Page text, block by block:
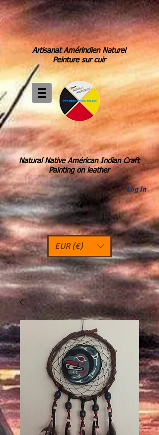
Artisanat Amérindien Naturel
Peinture sur cuir
Natural Native Américan Indian Craft
Painting on leather
Log In
EUR (€)